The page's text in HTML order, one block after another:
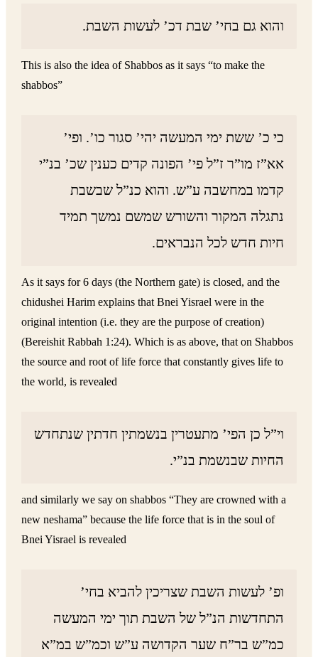
והוא גם בחי’ שבת דכ’ לעשות השבת.
This is also the idea of Shabbos as it says “to make the
shabbos”
כי כ’ ששת ימי המעשה יהי’ סגור כו’. ופי’
אא”ז מו”ר ז”ל פי’ הפונה קדים כענין שכ’ בנ”י
קדמו במחשבה ע”ש. והוא כנ”ל שבשבת
נתגלה המקור והשורש שמשם נמשך תמיד
חיות חדש לכל הנבראים.
As it says for 6 days (the Northern gate) is closed, and the
chidushei Harim explains that Bnei Yisrael were in the
original intention (i.e. they are the purpose of creation)
(Bereishit Rabbah 1:24). Which is as above, that on Shabbos
the source and root of life force that constantly gives life to
the world, is revealed
וי”ל כן הפי’ מתעטרין בנשמתין חדתין שנתחדש
החיות שבנשמת בנ”י.
and similarly we say on shabbos “They are crowned with a
new neshama” because the life force that is in the soul of
Bnei Yisrael is revealed
ופ’ לעשות השבת שצריכין להביא בחי’
התחדשות הנ”ל של השבת תוך ימי המעשה
כמ”ש בר”ח שער הקדושה ע”ש וכמ”ש במ”א